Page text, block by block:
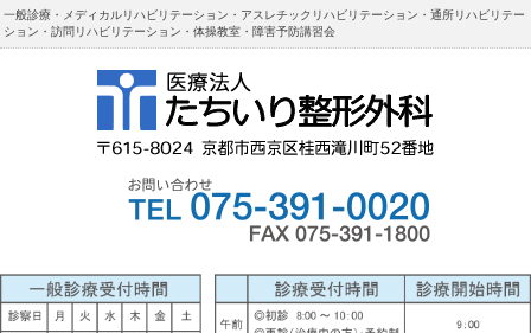
一般診療・メディカルリハビリテーション・アスレチックリハビリテーション・通所リハビリテー
ション・訪問リハビリテーション・体操教室・障害予防講習会